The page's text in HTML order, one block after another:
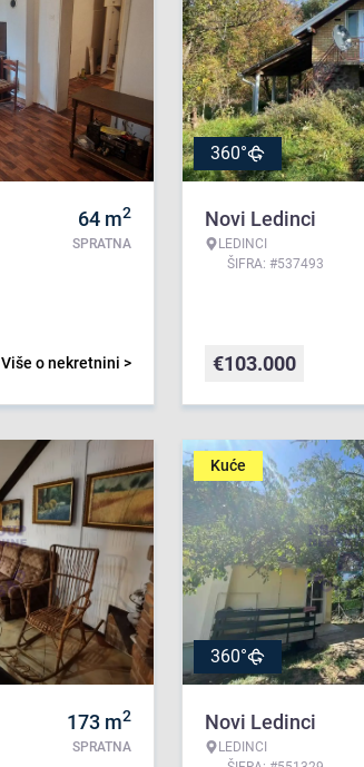
64 m2
SPRATNA
Više o nekretnini >
360°
Novi Ledinci
LEDINCI
ŠIFRA: #537493
€103.000
173 m2
SPRATNA
Kuće
360°
Novi Ledinci
LEDINCI